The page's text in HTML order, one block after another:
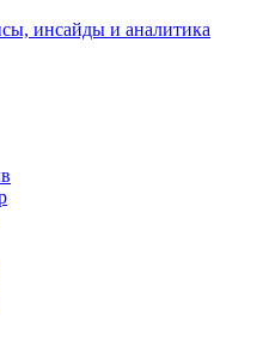
инсайды и аналитика